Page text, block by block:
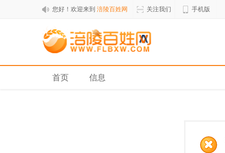
您好！欢迎来到 涪陵百姓网 关注我们 手机版
首页 信息